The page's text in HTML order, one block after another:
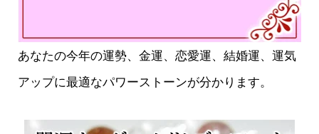
あなたの今年の運勢、金運、恋愛運、結婚運、運気
アップに最適なパワーストーンが分かります。